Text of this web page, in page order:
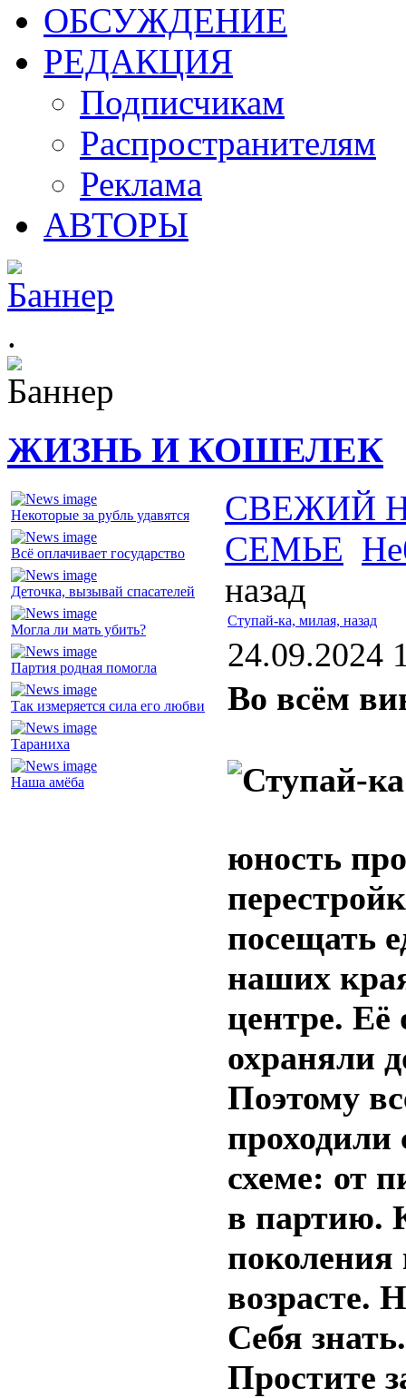
ОБСУЖДЕНИЕ
РЕДАКЦИЯ
Подписчикам
Распространителям
Реклама
АВТОРЫ
.
ЖИЗНЬ И КОШЕЛЕК
Некоторые за рубль удавятся
Всё оплачивает государство
Деточка, вызывай спасателей
Могла ли мать убить?
Партия родная помогла
Так измеряется сила его любви
Тараниха
Наша амёба
СВЕЖИЙ
СЕМЬЕ
назад
Ступай-ка, милая, назад
24.09.2024
Во всём
юность
посещать
наших
центре. Её
охраняли
Поэтому
схеме: от
в партию.
возрасте.
Себя
Простите